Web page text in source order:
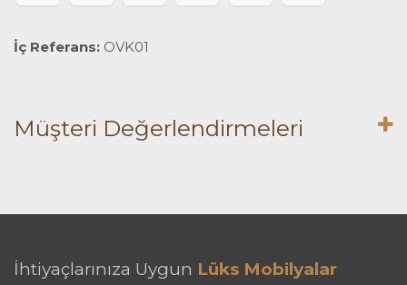
İç Referans: OVK01
Müşteri Değerlendirmeleri
İhtiyaçlarınıza Uygun Lüks Mobilyalar